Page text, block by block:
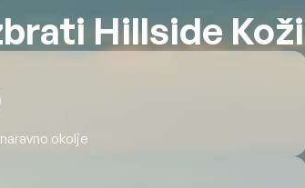
Hillside
okolje